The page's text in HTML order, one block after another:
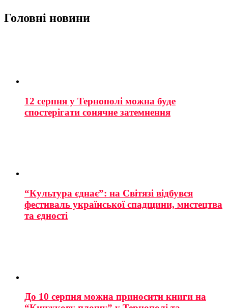
Головні новини
12 серпня у Тернополі можна буде
спостерігати сонячне затемнення
“Культура єднає”: на Світязі відбувся
фестиваль української спадщини, мистецтва
та єдності
До 10 серпня можна приносити книги на